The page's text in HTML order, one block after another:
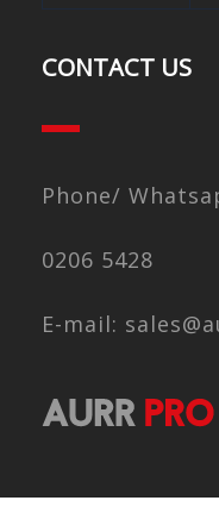
CONTACT US
Phone/
0206 5428
E-mail: